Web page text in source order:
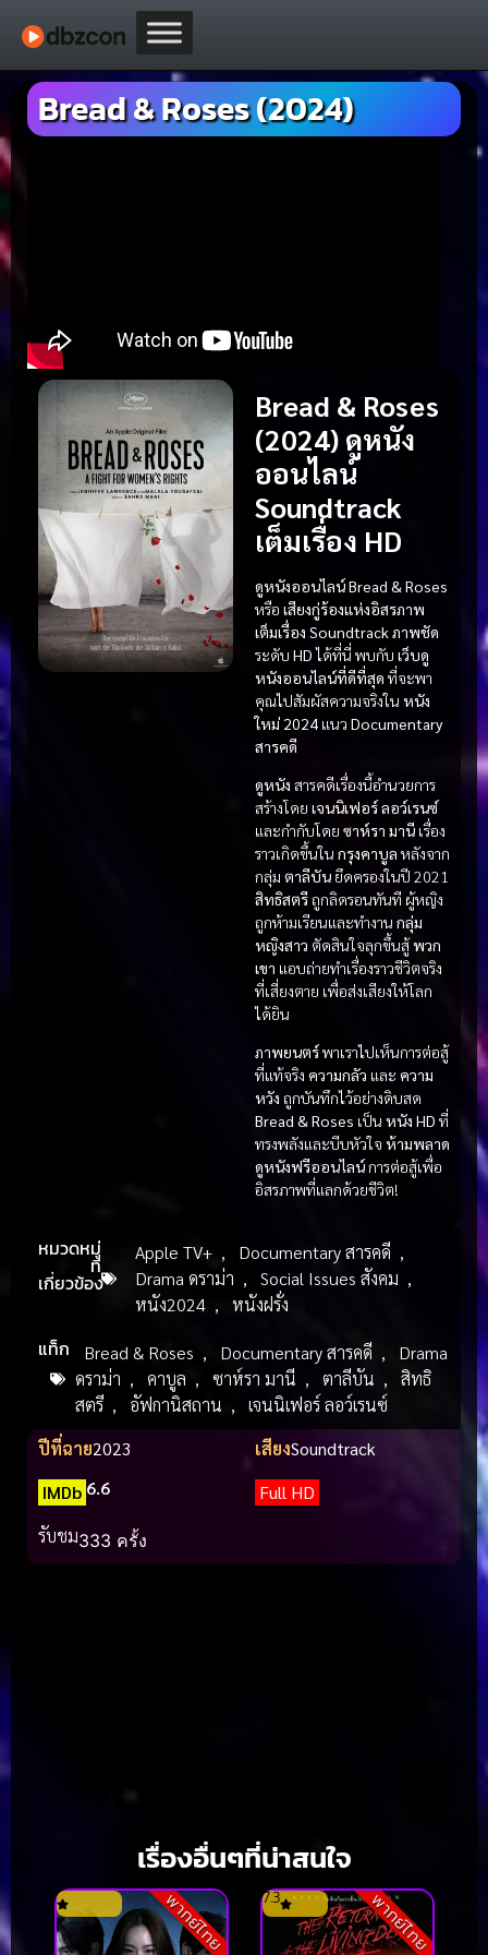
Bread & Roses (2024)
Bread & Roses
(2024) ดูหนัง
ออนไลน์
Soundtrack
เต็มเรื่อง HD
ดูหนังออนไลน์Bread & Roses
หรือ เสียงกู่ร้องแห่งอิสรภาพ
เต็มเรื่อง Soundtrackภาพชัด
ระดับ HDได้ที่นี่ พบกับ เว็บดู
หนังออนไลน์ที่ดีที่สุด ที่จะพา
คุณไปสัมผัสความจริงใน หนัง
ใหม่ 2024 แนว Documentary
สารคดี
ดูหนัง สารคดีเรื่องนี้อำนวยการ
สร้างโดย เจนนิเฟอร์ ลอว์เรนซ์
และกำกับโดย ซาห์รา มานี เรื่อง
ราวเกิดขึ้นใน กรุงคาบูล หลังจาก
กลุ่ม ตาลีบัน ยึดครองในปี 2021
สิทธิสตรีถูกลิดรอนทันที ผู้หญิง
ถูกห้ามเรียนและทำงาน กลุ่ม
หญิงสาว ตัดสินใจลุกขึ้นสู้พวก
เขา แอบถ่ายทำเรื่องราวชีวิตจริง
ที่เสี่ยงตาย เพื่อส่งเสียงให้โลก
ได้ยิน
ภาพยนตร์พาเราไปเห็นการต่อสู้
ที่แท้จริง ความกลัว และ ความ
หวัง ถูกบันทึกไว้อย่างดิบสด
Bread & Roses เป็น หนัง HD ที่
ทรงพลังและบีบหัวใจ ห้ามพลาด
ดูหนังฟรีออนไลน์การต่อสู้เพื่อ
อิสรภาพที่แลกด้วยชีวิต!
หมวดหมู่
ที่
เกี่ยวข้อง
Apple TV+ , Documentary สารคดี ,
Drama ดราม่า , Social Issues สังคม ,
หนัง2024 , หนังฝรั่ง
แท็ก Bread & Roses , Documentary สารคดี ,
Drama
ดราม่า , คาบูล , ซาห์รา มานี , ตาลีบัน ,
สิทธิ
สตรี , อัฟกานิสถาน ,
เจนนิเฟอร์ ลอว์เรนซ์
ปีที่ฉาย2023 เสียงSoundtrack
IMDb 6.6
Full HD
รับชม333 ครั้ง
เรื่องอื่นๆที่น่าสนใจ
พากย์ไทย พากย์ไทย
7.3